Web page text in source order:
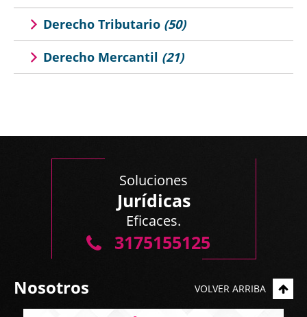
Derecho Tributario (50)
Derecho Mercantil (21)
Soluciones
Jurídicas
Eficaces.
3175155125
Nosotros VOLVER ARRIBA